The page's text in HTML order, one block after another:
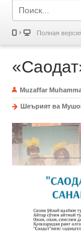
Полная
Muzaffar
Шеърият ва